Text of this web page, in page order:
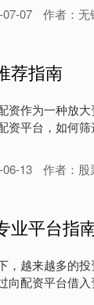
07
作者：无
荐指南
资作为一种放
资平台，如何
13
作者：股
业平台指
，越来越多的
配资平台借